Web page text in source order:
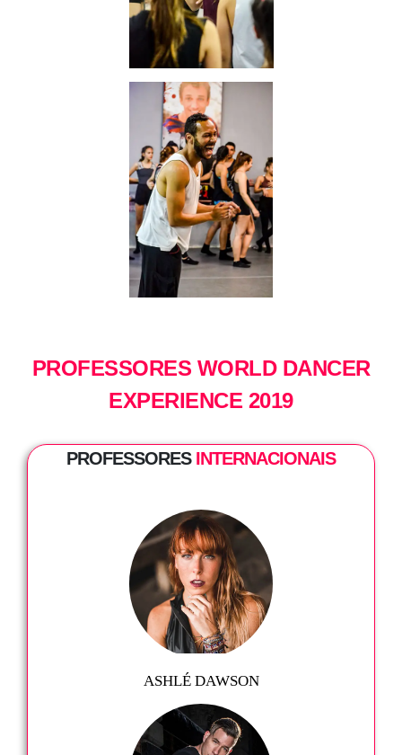
PROFESSORES WORLD DANCER
EXPERIENCE 2019
PROFESSORES INTERNACIONAIS
ASHLÉ DAWSON